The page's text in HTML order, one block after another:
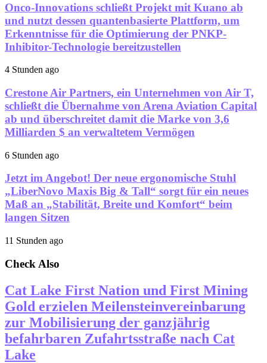
Onco-Innovations schließt Projekt mit Kuano ab
und nutzt dessen quantenbasierte Plattform, um
Erkenntnisse für die Optimierung der PNKP-
Inhibitor-Technologie bereitzustellen
4 Stunden ago
Crestone Air Partners, ein Unternehmen von Air T,
schließt die Übernahme von Arena Aviation Capital
ab und überschreitet damit die Marke von 3,6
Milliarden $ an verwaltetem Vermögen
6 Stunden ago
Jetzt im Angebot! Der neue ergonomische Stuhl
„LiberNovo Maxis Big & Tall“ sorgt für ein neues
Maß an „Stabilität, Breite und Komfort“ beim
langen Sitzen
11 Stunden ago
Check Also
Cat Lake First Nation und First Mining
Gold erzielen Meilensteinvereinbarung
zur Mobilisierung der ganzjährig
befahrbaren Zufahrtsstraße nach Cat
Lake